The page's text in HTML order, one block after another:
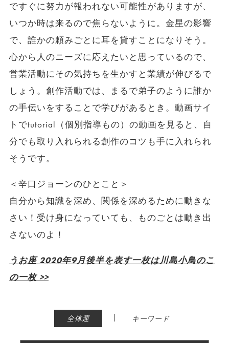
ですぐに努力が報われない可能性がありますが、
いつか時は来るので焦らないように。金星の影響
で、誰かの頼みごとに耳を貸すことになりそう。
心から人のニーズに応えたいと思っているので、
営業活動にその気持ちを生かすと業績が伸びるで
しょう。創作活動では、まるで弟子のように誰か
の手伝いをすることで学びがあるとき。動画サイ
トでtutorial（個別指導もの）の動画を見ると、自
分でも取り入れられる創作のコツも手に入れられ
そうです。
＜辛口ジョーンのひとこと＞
自分から知識を深め、関係を深めるために動きな
さい！受け身になっていても、ものごとは動き出
さないのよ！
うお座 2020年9月後半を表す一枚は川島小鳥のこ
の一枚 >>
全体運 | キーワード